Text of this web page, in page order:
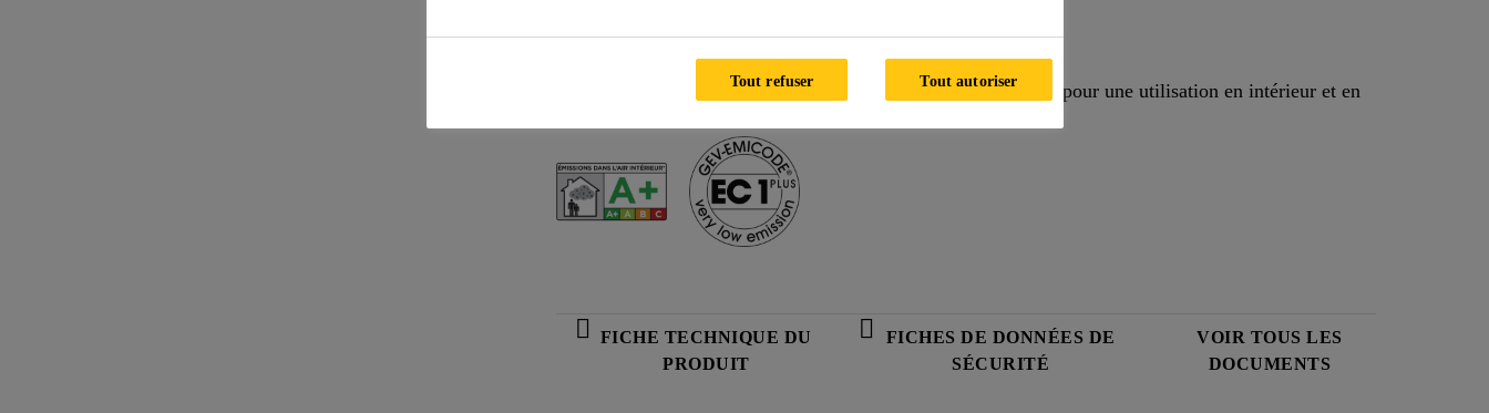
Satisfait aux exigences en matière de comportement au feu pour une utilisation en intérieur et en
FICHE TECHNIQUE DU
PRODUIT
FICHES DE DONNÉES DE
SÉCURITÉ
VOIR TOUS LES
DOCUMENTS
Tout refuser Tout autoriser